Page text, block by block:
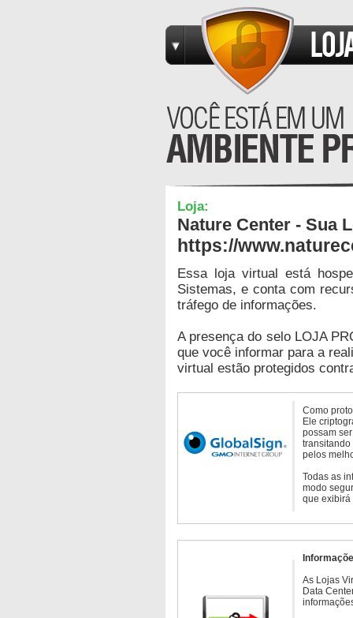
Loja:
Nature Center - Sua
https://
Essa loja virtual está
Sistemas, e conta com
tráfego de informações.
A presença do selo LOJA
que você informar para a
virtual estão protegidos
Como
Ele
possam
transitando
pelos
Todas as
modo
que exibirá
As Lojas
Data